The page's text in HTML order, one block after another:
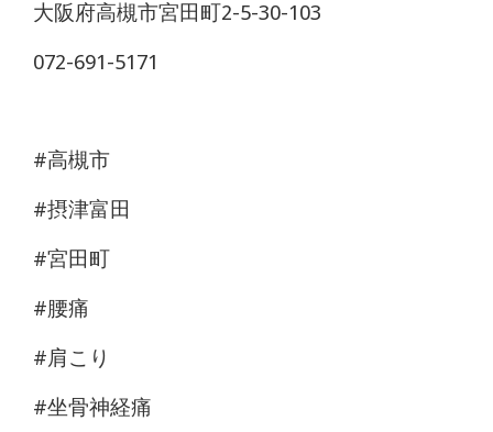
大阪府高槻市宮田町2-5-30-103
072-691-5171
#高槻市
#摂津富田
#宮田町
#腰痛
#肩こり
#坐骨神経痛